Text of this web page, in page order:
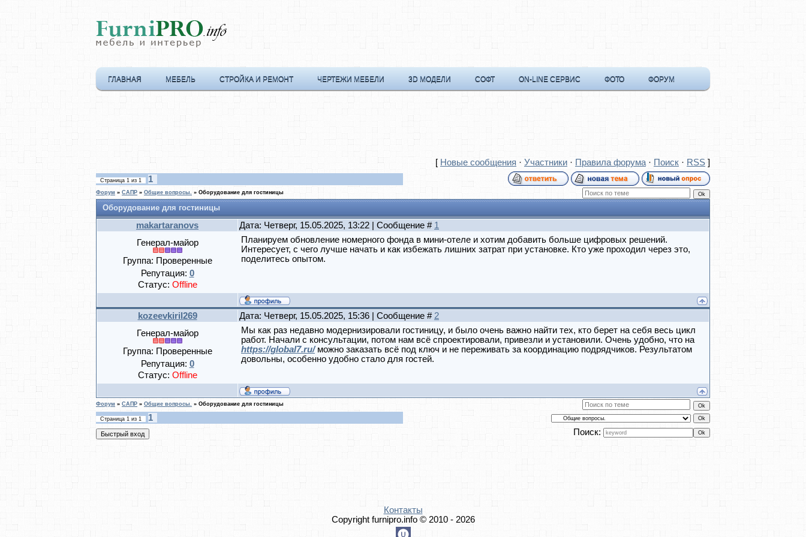
ГЛАВНАЯ МЕБЕЛЬ СТРОЙКА И РЕМОНТ ЧЕРТЕЖИ МЕБЕЛИ 3D МОДЕЛИ СОФТ ON-LINE СЕРВИС ФОТО ФОРУМ
[ Новые сообщения · Участники · Правила форума · Поиск · RSS]
Страница 1 из 1 1
Форум » САПР » Общие вопросы. » Оборудование для гостиницы
Оборудование для гостиницы
makartaranovs Дата: Четверг, 15.05.2025, 13:22 | Сообщение # 1
Генерал-майор
Группа: Проверенные
Репутация: 0
Статус: Offline
Планируем обновление номерного фонда в мини-отеле и хотим добавить больше цифровых решений.
Интересует, с чего лучше начать и как избежать лишних затрат при установке. Кто уже проходил через это,
поделитесь опытом.
kozeevkiril269 Дата: Четверг, 15.05.2025, 15:36 | Сообщение # 2
Генерал-майор
Группа: Проверенные
Репутация: 0
Статус: Offline
Мы как раз недавно модернизировали гостиницу, и было очень важно найти тех, кто берет на себя весь цикл
работ. Начали с консультации, потом нам всё спроектировали, привезли и установили. Очень удобно, что на
https://global7.ru/можно заказать всё под ключ и не переживать за координацию подрядчиков. Результатом
довольны, особенно удобно стало для гостей.
Форум » САПР » Общие вопросы. » Оборудование для гостиницы
Страница 1 из 1
1
Поиск:
Контакты
Copyright furnipro.info © 2010 - 2026